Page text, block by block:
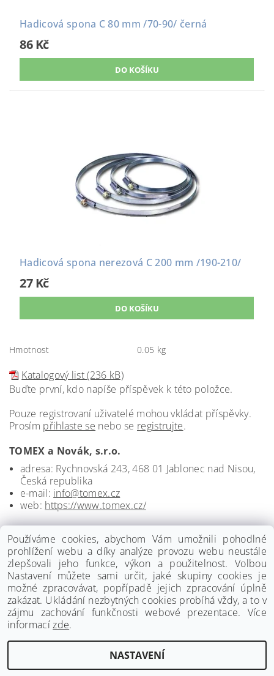
Hadicová spona C 80 mm /70-90/ černá
86 Kč
Hadicová spona nerezová C 200 mm /190-210/
27 Kč
Hmotnost 0.05 kg
Katalogový list (236 kB)
Buďte první, kdo napíše příspěvek k této položce.
Pouze registrovaní uživatelé mohou vkládat příspěvky.
Prosím přihlaste se nebo se registrujte.
TOMEX a Novák, s.r.o.
adresa: Rychnovská 243, 468 01 Jablonec nad Nisou,
Česká republika
e-mail: info@tomex.cz
web: https://www.tomex.cz/
www.palmat.cz
2026 ©Palmat.cz, všechna práva vyhrazenaUpravit nastavení cookies
Používáme cookies, abychom Vám umožnili pohodlné
prohlížení webu a díky analýze provozu webu neustále
zlepšovali jeho funkce, výkon a použitelnost. Volbou
Nastavení můžete sami určit, jaké skupiny cookies je
možné zpracovávat, popřípadě jejich zpracování úplně
zakázat. Ukládání nezbytných cookies probíhá vždy, a to v
zájmu zachování funkčnosti webové prezentace. Více
informacízde.
NASTAVENÍ